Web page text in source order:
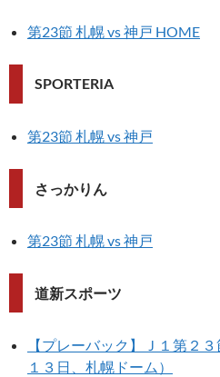
第23節 札幌 vs 神戸 HOME
SPORTERIA
第23節 札幌 vs 神戸
さっかりん
第23節 札幌 vs 神戸
道新スポーツ
【プレーバック】Ｊ１第２
１３日、札幌ドーム）